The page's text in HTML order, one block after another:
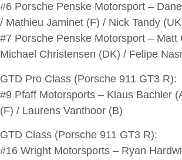
#6 Porsche Penske Motorsport –
/ Mathieu Jaminet (F) / Nick Tandy
#7 Porsche Penske Motorsport – Matt
Michael Christensen (DK) / Felipe
GTD Pro Class (Porsche 911 GT3 R):
#9 Pfaff Motorsports – Klaus Bachler
(F) / Laurens Vanthoor (B)
GTD Class (Porsche 911 GT3 R):
#16 Wright Motorsports – Ryan